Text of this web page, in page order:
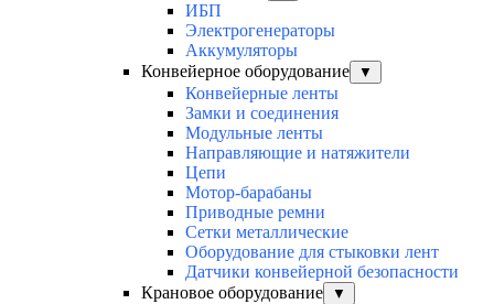
ИБП
Электрогенераторы
Аккумуляторы
Конвейерное оборудование
▼
Конвейерные ленты
Замки и соединения
Модульные ленты
Направляющие и натяжители
Цепи
Мотор-барабаны
Приводные ремни
Сетки металлические
Оборудование для стыковки лент
Датчики конвейерной безопасности
Крановое оборудование
▼